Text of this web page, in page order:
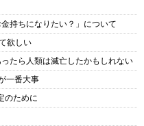
持ちになりたい？」について
欲しい
たら人類は滅亡したかもしれない
一番大事
のために